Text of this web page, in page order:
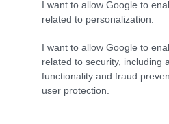
I want to allow Google to
related to personalization.
I want to allow Google to
related to security, including
functionality and fraud
user protection.